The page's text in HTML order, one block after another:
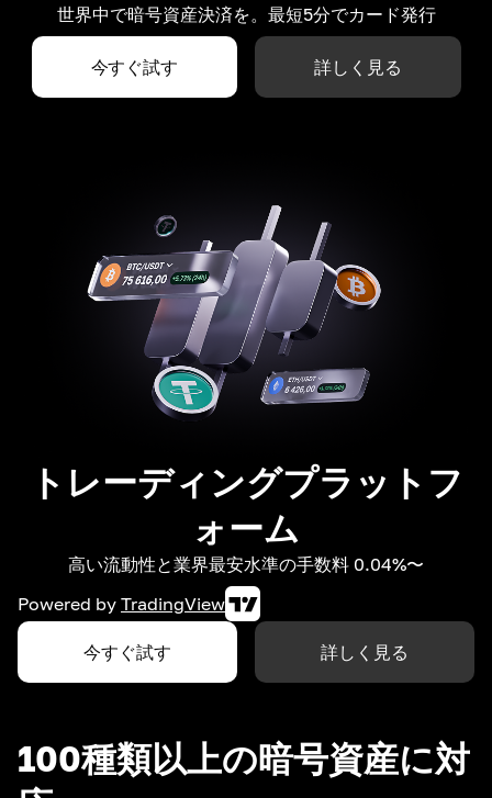
世界中で暗号資産決済を。最短5分でカード発行
今すぐ試す 詳しく見る
トレーディングプラットフ
ォーム
高い流動性と業界最安水準の手数料 0.04%〜
Powered by TradingView
今すぐ試す 詳しく見る
100種類以上の暗号資産に対